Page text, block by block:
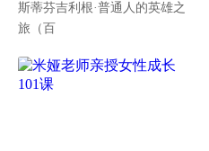
斯蒂芬吉利根·普通人的英雄之
旅（百